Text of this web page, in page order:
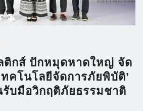
ติกส์ ปักหมุดหาดใหญ่ จัด
ทคโนโลยีจัดการภัยพิบัติ’
บมือวิกฤติภัยธรรมชาติ